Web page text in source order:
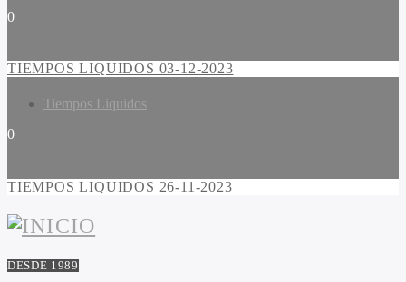
0
TIEMPOS LIQUIDOS 03-12-2023
Tiempos Liquidos
0
TIEMPOS LIQUIDOS 26-11-2023
DESDE 1989